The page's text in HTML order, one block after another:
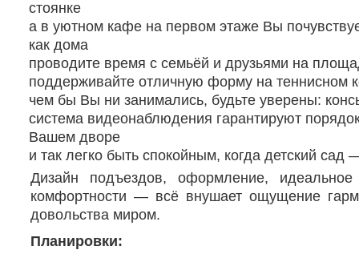
стоянке
а в уютном кафе на первом этаже Вы
как дома
проводите время с семьёй и друзьями на
поддерживайте отличную форму на теннисном
чем бы Вы ни занимались, будьте уверены:
система видеонаблюдения гарантируют
Вашем дворе
и так легко быть спокойным, когда детский
Дизайн подъездов, оформление,
комфортности — всё внушает ощущение
довольства миром.
Планировки: